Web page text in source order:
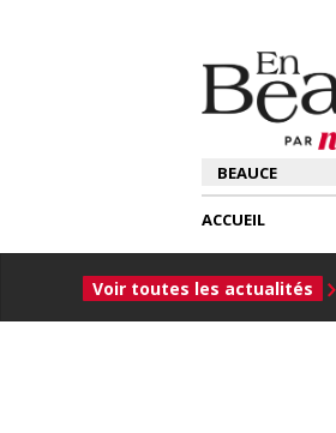
ACCUEIL
Voir toutes les actualités